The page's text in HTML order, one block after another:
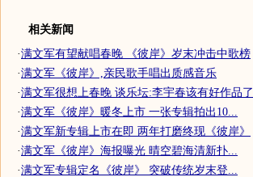
相关新闻
·满文军有望献唱春晚 《彼岸》岁末冲击中歌榜
·满文军《彼岸》,亲民歌手唱出质感音乐
·满文军很想上春晚 谈乐坛:李宇春该有好作品了
·满文军《彼岸》暖冬上市 一张专辑拍出10...
·满文军新专辑上市在即 两年打磨终现《彼岸》
·满文军《彼岸》海报曝光 晴空碧海清新扑...
·满文军专辑定名《彼岸》 突破传统岁末登...